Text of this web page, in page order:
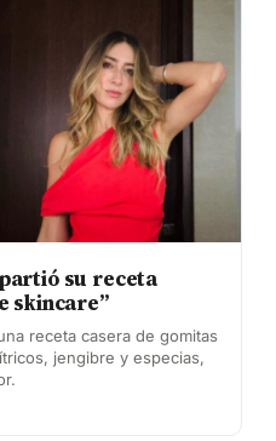
su receta
skincare”
receta casera de gomitas
jengibre y especias,